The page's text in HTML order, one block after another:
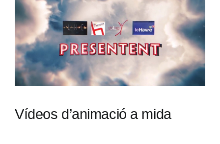
Vídeos d’animació a mida